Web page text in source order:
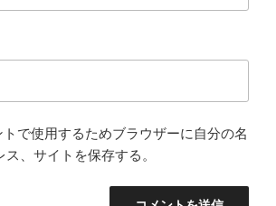
で使用するためブラウザーに自分の名
、サイトを保存する。